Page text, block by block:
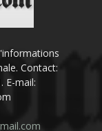
Contact:
E-mail: